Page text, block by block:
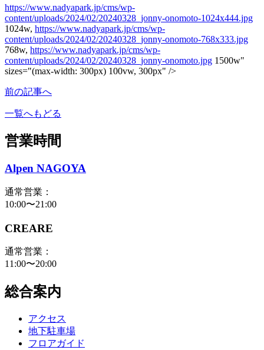
https://www.nadyapark.jp/cms/wp-
content/uploads/2024/02/20240328_jonny-onomoto-1024x444.jpg
1024w, https://www.nadyapark.jp/cms/wp-
content/uploads/2024/02/20240328_jonny-onomoto-768x333.jpg
768w, https://www.nadyapark.jp/cms/wp-
content/uploads/2024/02/20240328_jonny-onomoto.jpg 1500w"
sizes="(max-width: 300px) 100vw, 300px" />
前の記事へ
一覧へもどる
営業時間
Alpen NAGOYA
通常営業：
10:00〜21:00
CREARE
通常営業：
11:00〜20:00
総合案内
アクセス
地下駐車場
フロアガイド